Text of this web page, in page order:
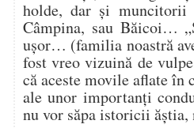
holde, dar și muncitorii
Câmpina, sau Băicoi…
ușor… (familia noastră
fost vreo vizuină de
că aceste movile aflate
ale unor importanți
nu vor săpa istoricii